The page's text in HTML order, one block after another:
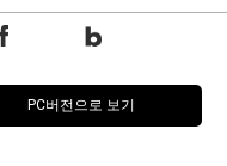
PC버전으로 보기